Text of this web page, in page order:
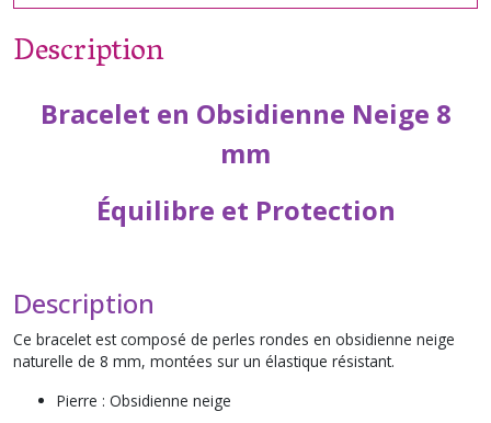
Description
Bracelet en Obsidienne Neige 8
mm
Équilibre et Protection
Description
Ce bracelet est composé de perles rondes en obsidienne neige
naturelle de 8 mm, montées sur un élastique résistant.
Pierre : Obsidienne neige